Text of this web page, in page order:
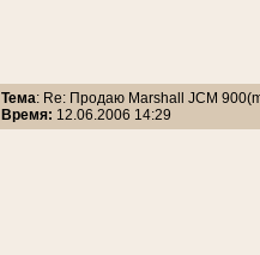
Тема: Re: Продаю Marshall JCM
Время: 12.06.2006 14:29